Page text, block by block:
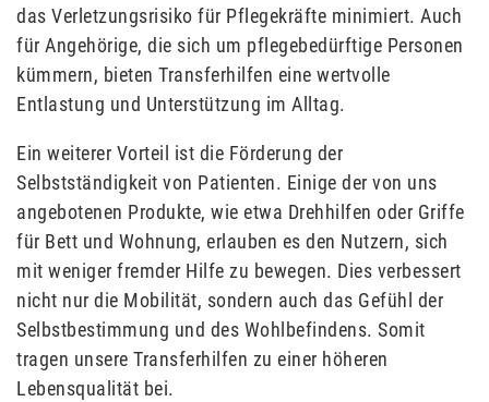
das Verletzungsrisiko für Pflegekräfte minimiert. Auch
für Angehörige, die sich um pflegebedürftige Personen
kümmern, bieten Transferhilfen eine wertvolle
Entlastung und Unterstützung im Alltag.
Ein weiterer Vorteil ist die Förderung der
Selbstständigkeit von Patienten. Einige der von uns
angebotenen Produkte, wie etwa Drehhilfen oder Griffe
für Bett und Wohnung, erlauben es den Nutzern, sich
mit weniger fremder Hilfe zu bewegen. Dies verbessert
nicht nur die Mobilität, sondern auch das Gefühl der
Selbstbestimmung und des Wohlbefindens. Somit
tragen unsere Transferhilfen zu einer höheren
Lebensqualität bei.